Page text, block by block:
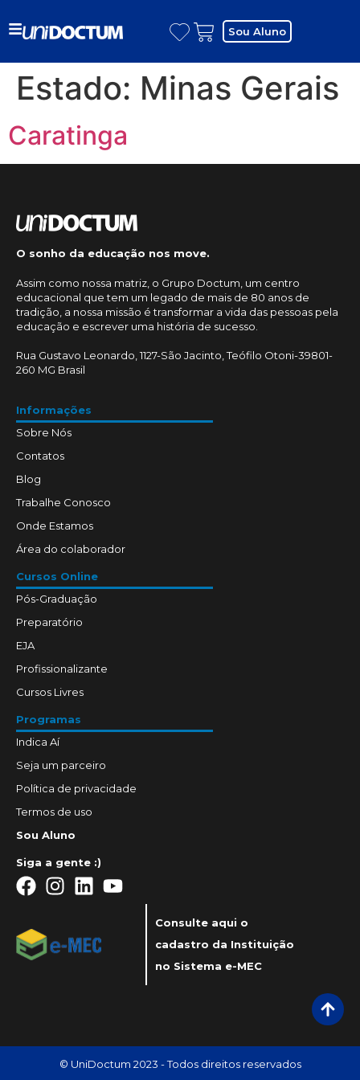
Sou Aluno
Estado: Minas Gerais
Caratinga
O sonho da educação nos move.
Assim como nossa matriz, o Grupo Doctum, um centro
educacional que tem um legado de mais de 80 anos de
tradição, a nossa missão é transformar a vida das pessoas pela
educação e escrever uma história de sucesso.
Rua Gustavo Leonardo, 1127-São Jacinto, Teófilo Otoni-39801-
260 MG Brasil
Informações
Sobre Nós
Contatos
Blog
Trabalhe Conosco
Onde Estamos
Área do colaborador
Cursos Online
Pós-Graduação
Preparatório
EJA
Profissionalizante
Cursos Livres
Programas
Indica Aí
Seja um parceiro
Política de privacidade
Termos de uso
Sou Aluno
Siga a gente :)
Consulte aqui o
cadastro da Instituição
no Sistema e-MEC
© UniDoctum 2023 - Todos direitos reservados